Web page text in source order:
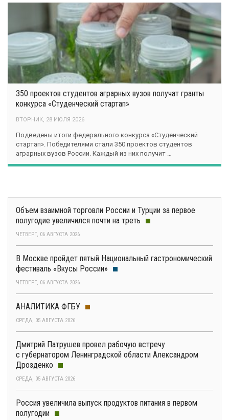
350 проектов студентов аграрных вузов получат гранты
конкурса «Студенческий стартап»
ВТОРНИК, 28 ИЮЛЯ 2026
Подведены итоги федерального конкурса «Студенческий
стартап». Победителями стали 350 проектов студентов
аграрных вузов России. Каждый из них получит …
Объем взаимной торговли России и Турции за первое
полугодие увеличился почти на треть
ЧЕТВЕРГ, 06 АВГУСТА 2026
В Москве пройдет пятый Национальный гастрономический
фестиваль «Вкусы России»
ЧЕТВЕРГ, 06 АВГУСТА 2026
АНАЛИТИКА ФГБУ
СРЕДА, 05 АВГУСТА 2026
Дмитрий Патрушев провел рабочую встречу
с губернатором Ленинградской области Александром
Дрозденко
СРЕДА, 05 АВГУСТА 2026
Россия увеличила выпуск продуктов питания в первом
полугодии